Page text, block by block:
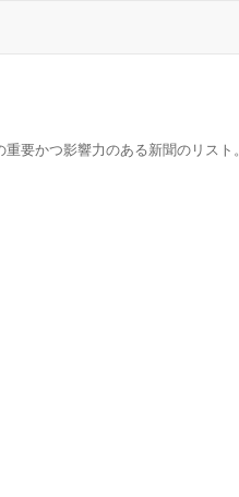
要かつ影響力のある新聞のリスト。